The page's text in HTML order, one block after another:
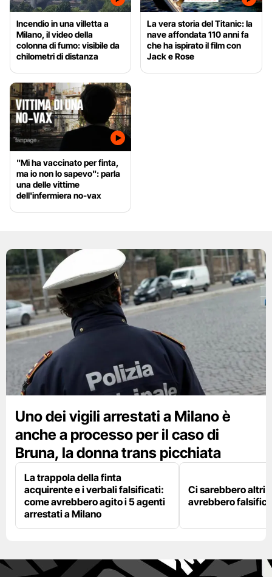
Incendio in una villetta a
Milano, il video della
colonna di fumo: visibile da
chilometri di distanza
La vera storia del Titanic: la
nave affondata 110 anni fa
che ha ispirato il film con
Jack e Rose
"Mi ha vaccinato per finta,
ma io non lo sapevo": parla
una delle vittime
dell'infermiera no-vax
Uno dei vigili arrestati a Milano è
anche a processo per il caso di
Bruna, la donna trans picchiata
La trappola della finta
acquirente e i verbali falsificati:
come avrebbero agito i 5 agenti
arrestati a Milano
Ci sarebbero altri
avrebbero